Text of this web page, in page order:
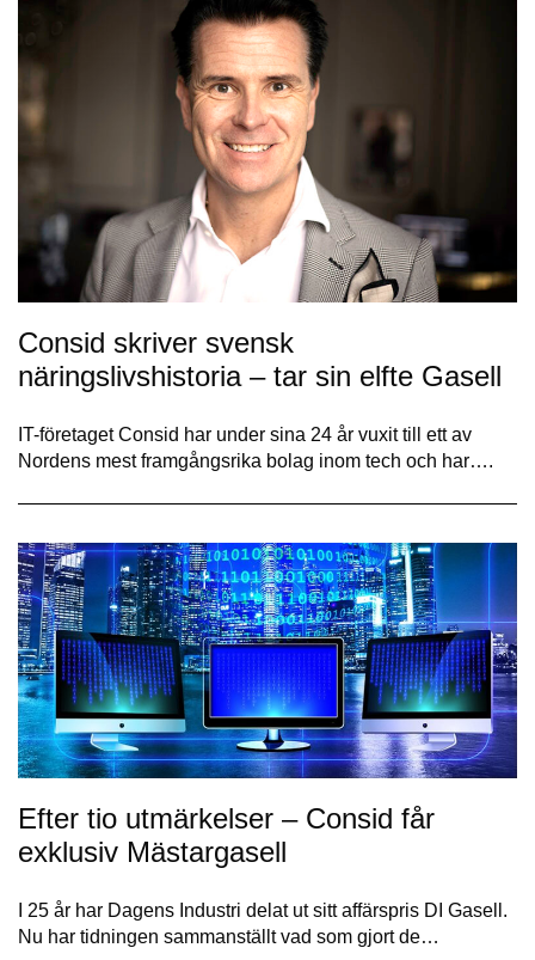
Consid skriver svensk
näringslivshistoria – tar sin elfte Gasell
IT-företaget Consid har under sina 24 år vuxit till ett av
Nordens mest framgångsrika bolag inom tech och har….
Efter tio utmärkelser – Consid får
exklusiv Mästargasell
I 25 år har Dagens Industri delat ut sitt affärspris DI Gasell.
Nu har tidningen sammanställt vad som gjort de…